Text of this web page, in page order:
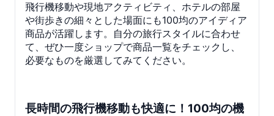
飛行機移動や現地アクティビティ、ホテルの部屋
や街歩きの細々とした場面にも100均のアイディア
商品が活躍します。自分の旅行スタイルに合わせ
て、ぜひ一度ショップで商品一覧をチェックし、
必要なものを厳選してみてください。
長時間の飛行機移動も快適に！100均の機